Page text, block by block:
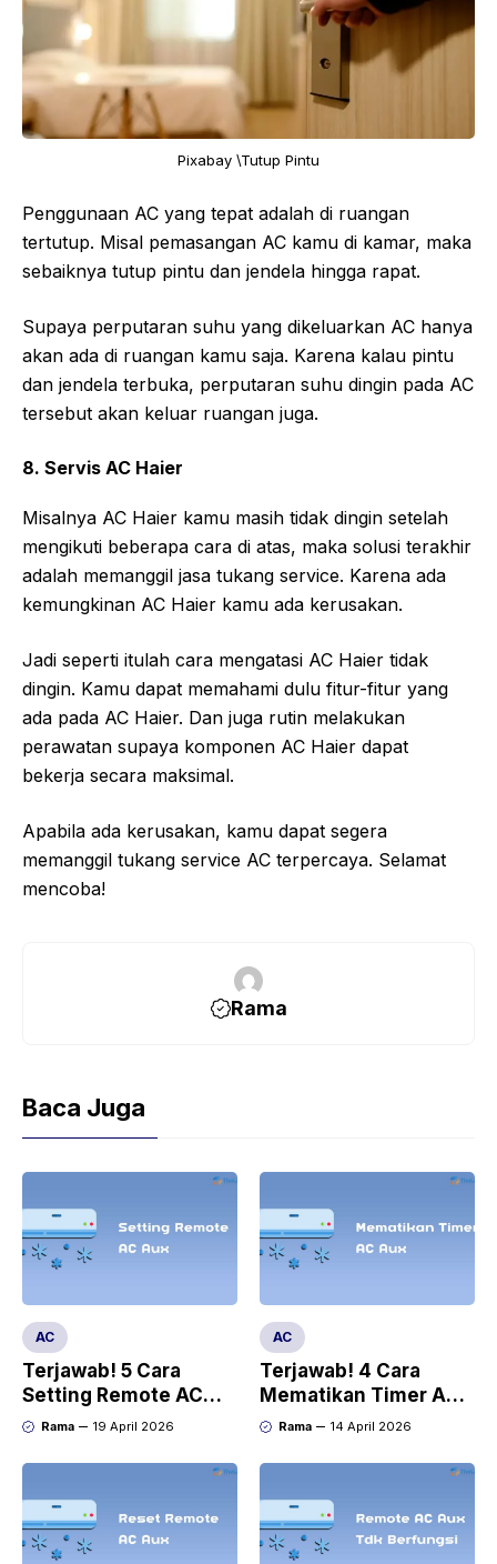
Pixabay \Tutup Pintu
Penggunaan AC yang tepat adalah di ruangan
tertutup. Misal pemasangan AC kamu di kamar, maka
sebaiknya tutup pintu dan jendela hingga rapat.
Supaya perputaran suhu yang dikeluarkan AC hanya
akan ada di ruangan kamu saja. Karena kalau pintu
dan jendela terbuka, perputaran suhu dingin pada AC
tersebut akan keluar ruangan juga.
8. Servis AC Haier
Misalnya AC Haier kamu masih tidak dingin setelah
mengikuti beberapa cara di atas, maka solusi terakhir
adalah memanggil jasa tukang service. Karena ada
kemungkinan AC Haier kamu ada kerusakan.
Jadi seperti itulah cara mengatasi AC Haier tidak
dingin. Kamu dapat memahami dulu fitur-fitur yang
ada pada AC Haier. Dan juga rutin melakukan
perawatan supaya komponen AC Haier dapat
bekerja secara maksimal.
Apabila ada kerusakan, kamu dapat segera
memanggil tukang service AC terpercaya. Selamat
mencoba!
Rama
Baca Juga
AC
Terjawab! 5 Cara
Setting Remote AC
Aux dengan Mudah
Rama 19 April 2026
AC
Terjawab! 4 Cara
Mematikan Timer AC
Aux dengan Mudah
Rama 14 April 2026